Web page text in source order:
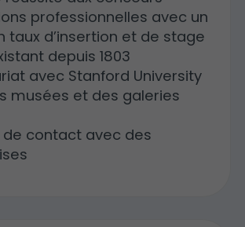
professionnelles avec un
taux d’insertion et de stage
depuis 1803
avec Stanford University
musées et des galeries
de contact avec des